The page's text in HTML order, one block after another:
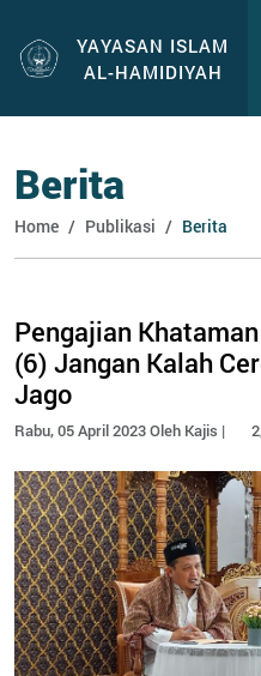
YAYASAN ISLAM
AL-HAMIDIYAH
Berita
Home Publikasi Berita
Pengajian
(6) Jangan Kalah
Jago
Rabu, 05 April 2023 Oleh Kajis |